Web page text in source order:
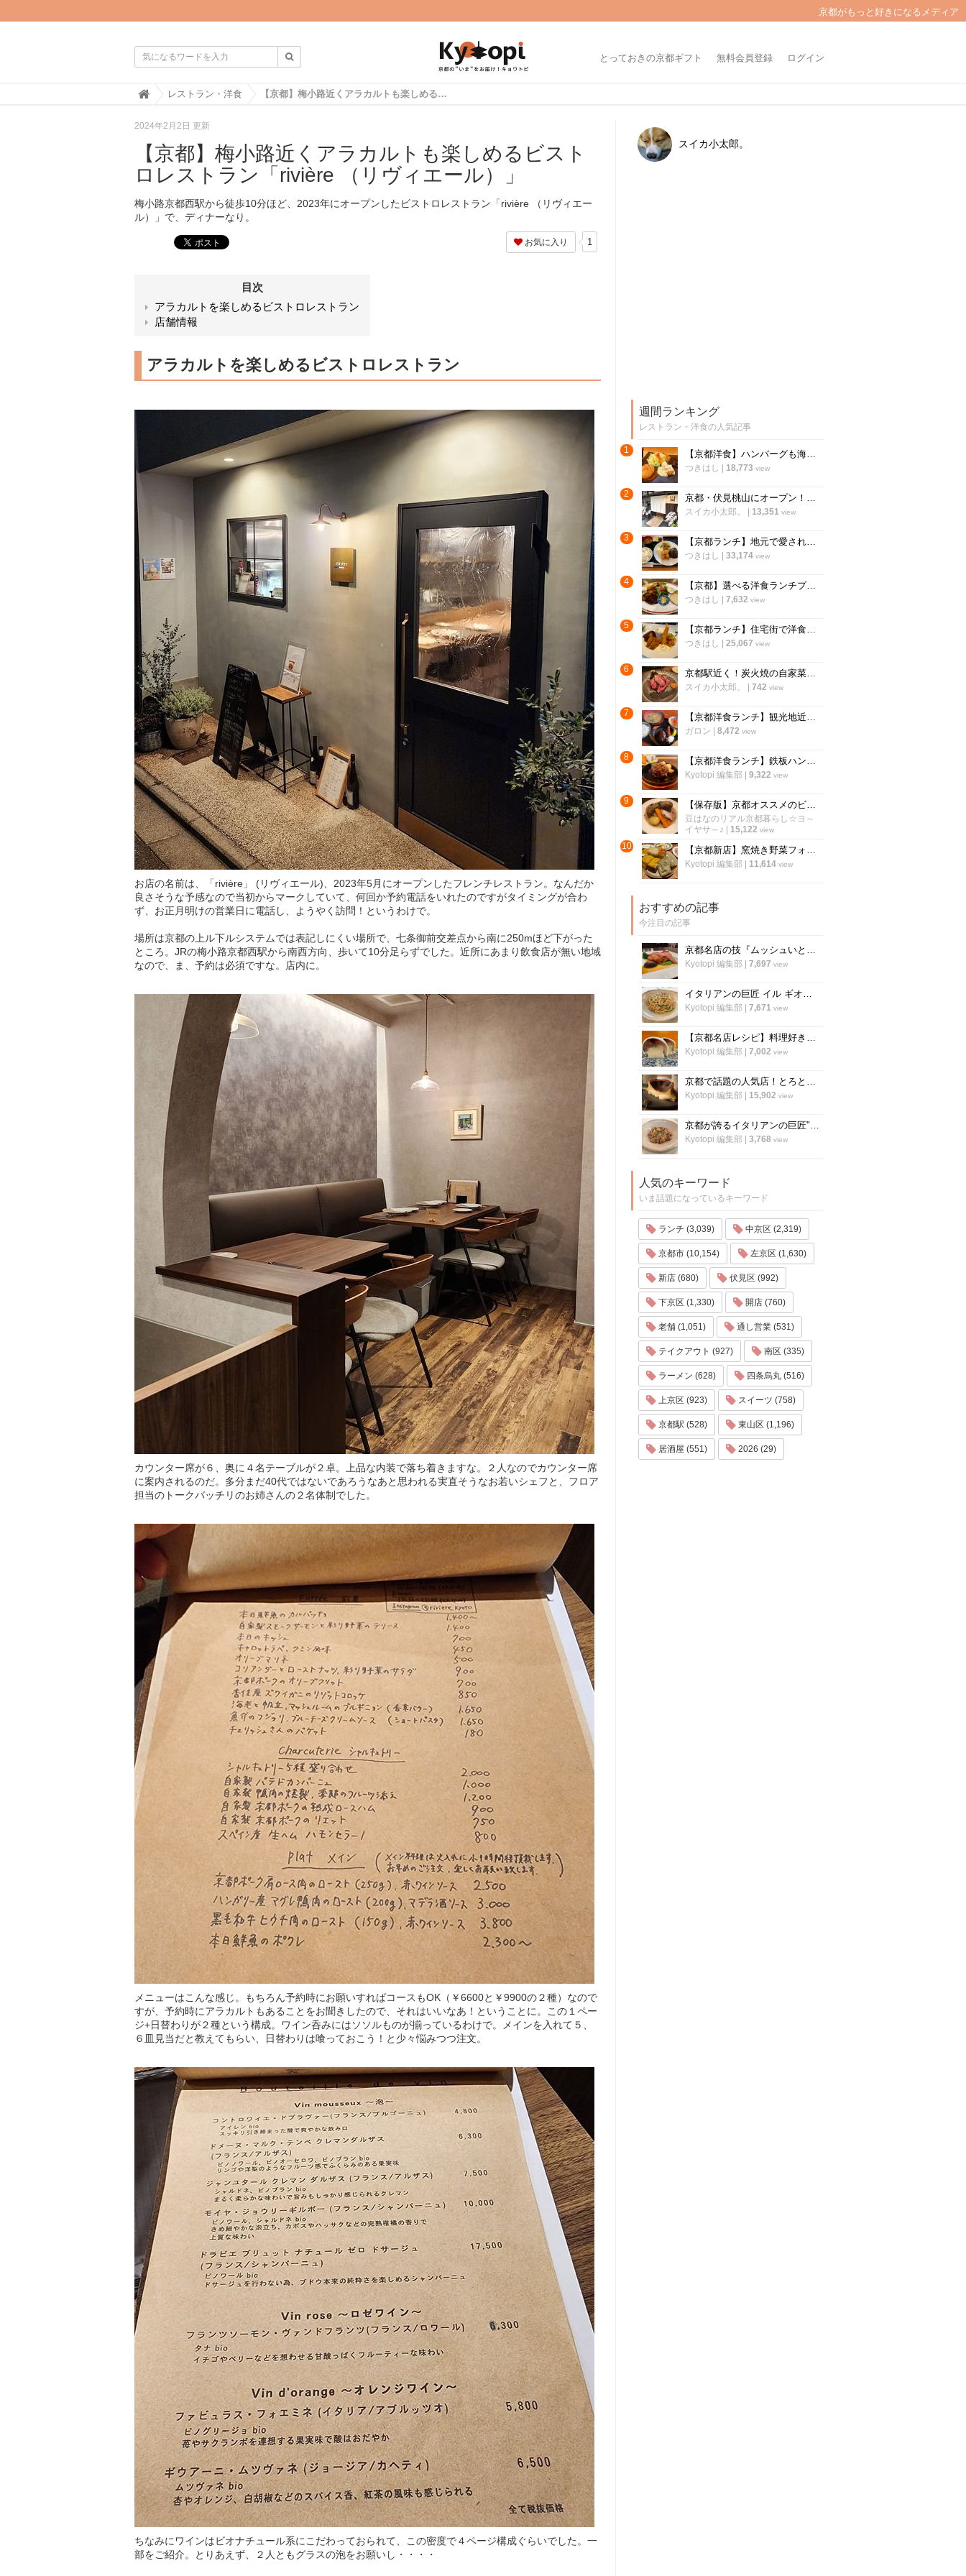
京都がもっと好きになるメディア
とっておきの京都ギフト 無料会員登録 ログイン
H
e
レストラン・洋食 【京都】梅小路近くアラカルトも楽しめるビストロレストラン「rivière （リヴィエール）」
2024年2月2日 更新
【京都】梅小路近くアラカルトも楽しめるビスト
ロレストラン「rivière （リヴィエール）」
梅小路京都西駅から徒歩10分ほど、2023年にオープンしたビストロレストラン「rivière （リヴィエー
ル）」で、ディナーなり。
お気に入り 1
目次
アラカルトを楽しめるビストロレストラン
店舗情報
アラカルトを楽しめるビストロレストラン
お店の名前は、「rivière」 (リヴィエール)、2023年5月にオープンしたフレンチレストラン。なんだか
良さそうな予感なので当初からマークしていて、何回か予約電話をいれたのですがタイミングが合わ
ず、お正月明けの営業日に電話し、ようやく訪問！というわけで。
場所は京都の上ル下ルシステムでは表記しにくい場所で、七条御前交差点から南に250mほど下がった
ところ。JRの梅小路京都西駅から南西方向、歩いて10分足らずでした。近所にあまり飲食店が無い地域
なので、ま、予約は必須ですな。店内に。
カウンター席が６、奥に４名テーブルが２卓。上品な内装で落ち着きますな。２人なのでカウンター席
に案内されるのだ。多分まだ40代ではないであろうなあと思われる実直そうなお若いシェフと、フロア
担当のトークバッチリのお姉さんの２名体制でした。
メニューはこんな感じ。もちろん予約時にお願いすればコースもOK（￥6600と￥9900の２種）なので
すが、予約時にアラカルトもあることをお聞きしたので、それはいいなあ！ということに。この１ペー
ジ+日替わりが２種という構成。ワイン呑みにはソソルものが揃っているわけで。メインを入れて５、
６皿見当だと教えてもらい、日替わりは喰っておこう！と少々悩みつつ注文。
ちなみにワインはビオナチュール系にこだわっておられて、この密度で４ページ構成ぐらいでした。一
部をご紹介。とりあえず、２人ともグラスの泡をお願いし・・・・
スイカ小太郎。
週間ランキング
レストラン・洋食の人気記事
1 【京都洋食】ハンバーグも海老フライも！選べるランチが人気の知る人ぞ知る実力店「食らう」
つきはし 18,773 view
2 京都・伏見桃山にオープン！うまい自家製パンも楽しめるビストロ「アルケミスト」
スイカ小太郎。 13,351 view
3 【京都ランチ】地元で愛される老舗洋食店！手作りの味をリーズナブルに「舟形」
つきはし 33,174 view
4 【京都】選べる洋食ランチプレートが人気！ご近所で愛される洋食バル「スロウフロウ」
つきはし 7,632 view
5 【京都ランチ】住宅街で洋食の新店を発見！満足度の高いプレートが評判「洋食堂nook」
つきはし 25,067 view
6 京都駅近く！炭火焼の自家菜園野菜や和牛が楽しめる人気店！朝食も評判「炭棲堂」
スイカ小太郎。 742 view
7 【京都洋食ランチ】観光地近くに佇む町の名店 ボリューミーな定食が評判！七条東山「里」
ガロン 8,472 view
8 【京都洋食ランチ】鉄板ハンバーグ健在！東山二条の人気店「イノツチ」が向かいに移転！
Kyotopi 編集部 9,322 view
9 【保存版】京都オススメのビストロ！ランチは行列必至店から予約必須店まで【厳選6店】
豆はなのリアル京都暮らし☆ヨ～
イヤサ～♪
15,122 view
10 【京都新店】窯焼き野菜フォカッチャが600円で食べ放題！五十棲系の新店が烏丸に
Kyotopi 編集部 11,614 view
おすすめの記事
今注目の記事
京都名店の技『ムッシュいとう』の総料理長直伝「チキンステーキ」の焼き方
Kyotopi 編集部 7,697 view
イタリアンの巨匠 イル ギオットーネ笹島シェフ直伝「ボンゴレビアンコ」の作り方
Kyotopi 編集部 7,671 view
【京都名店レシピ】料理好き必見！京名物の鯖寿司を自宅でつくる！「酒房わかば」
Kyotopi 編集部 7,002 view
京都で話題の人気店！とろとろ濃厚バスクチーズケーキの作り方〜「フォーチュンガーデン京都」
Kyotopi 編集部 15,902 view
京都が誇るイタリアンの巨匠"笹島シェフ"の料理動画第二弾！今度はリゾット！
Kyotopi 編集部 3,768 view
人気のキーワード
いま話題になっているキーワード
ランチ (3,039) 中京区 (2,319)
京都市 (10,154) 左京区 (1,630)
新店 (680) 伏見区 (992)
下京区 (1,330) 開店 (760)
老舗 (1,051) 通し営業 (531)
テイクアウト (927) 南区 (335)
ラーメン (628) 四条烏丸 (516)
上京区 (923) スイーツ (758)
京都駅 (528) 東山区 (1,196)
居酒屋 (551) 2026 (29)